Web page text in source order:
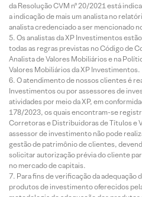
da Resolução CVM nº 20/2021 está
a indicação de mais um analista no
analista credenciado a ser mencionado
Os analistas da XP Investimentos
todas as regras previstas no Código de
Analista de Valores Mobiliários e na
Valores Mobiliários da XP Investimentos.
O atendimento de nossos clientes é
Investimentos ou por assessores de
atividades por meio da XP, em
178/2023, os quais encontram-se
Corretoras e Distribuidoras de Títulos e
assessor de investimento não pode
gestão de patrimônio de clientes,
solicitar autorização prévia do cliente
no mercado de capitais.
Para fins de verificação da
produtos de investimento oferecidos